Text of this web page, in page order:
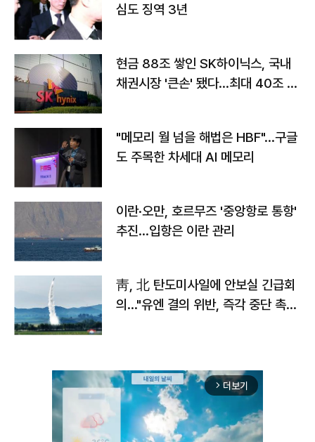
심도 징역 3년
현금 88조 쌓인 SK하이닉스, 국내
채권시장 '큰손' 됐다…최대 40조 투
"메모리 월 넘을 해법은 HBF"…구글
도 주목한 차세대 AI 메모리
이란·오만, 호르무즈 '중앙항로 통항'
추진…입항은 이란 관리
靑, 北 탄도미사일에 안보실 긴급회
의…"유엔 결의 위반, 즉각 중단 촉
arrow_forward_ios 더보기